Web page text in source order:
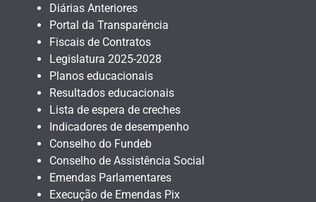
Diárias Anteriores
Portal da Transparência
Fiscais de Contratos
Legislatura 2025-2028
Planos educacionais
Resultados educacionais
Lista de espera de creches
Indicadores de desempenho
Conselho do Fundeb
Conselho de Assistência Social
Emendas Parlamentares
Execução de Emendas Pix